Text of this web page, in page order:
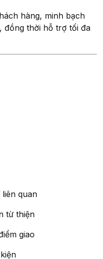
hàng, minh bạch
đồng thời hỗ trợ tối đa
quan
từ thiện
giao